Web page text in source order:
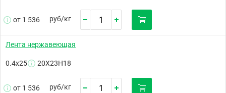
от 1 536 руб/кг
Лента нержавеющая
0.4х25 20Х23Н18
от 1 536 руб/кг